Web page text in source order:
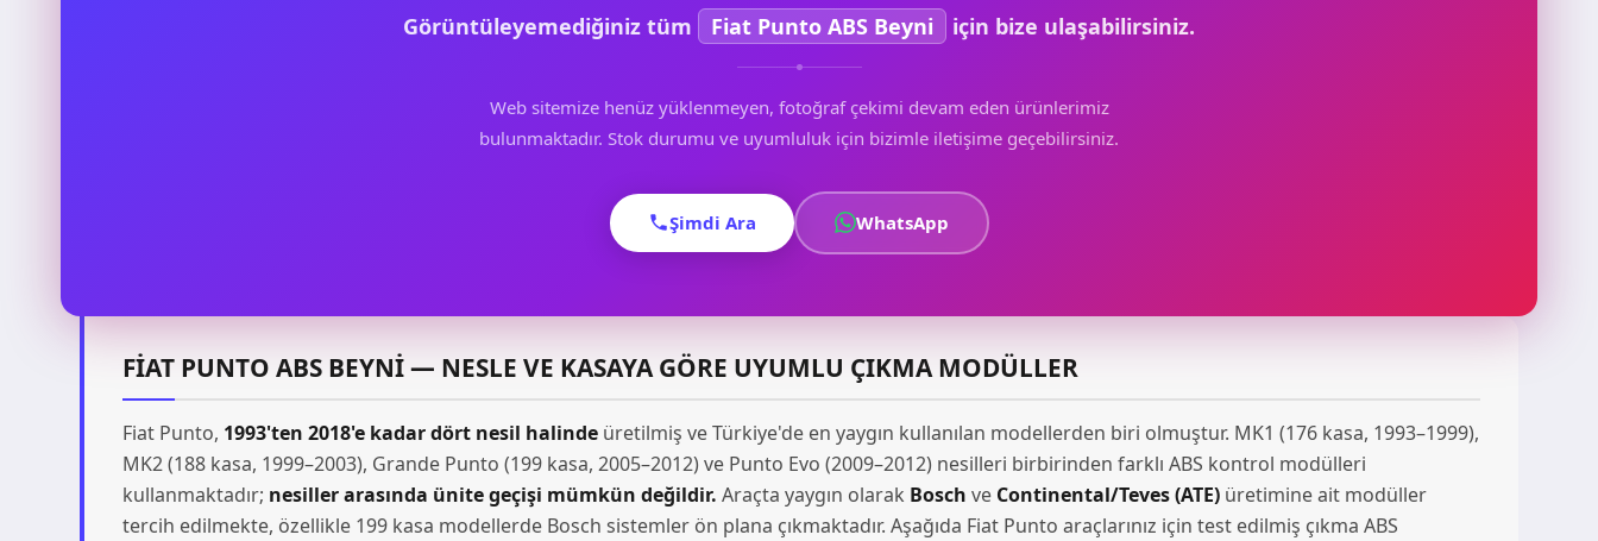
Görüntüleyemediğiniz tüm Fiat Punto ABS Beyni için bize ulaşabilirsiniz.
Web sitemize henüz yüklenmeyen, fotoğraf çekimi devam eden ürünlerimiz
bulunmaktadır. Stok durumu ve uyumluluk için bizimle iletişime geçebilirsiniz.
Şimdi Ara WhatsApp
FIAT PUNTO ABS BEYNI — NESLE VE KASAYA GÖRE UYUMLU ÇIKMA MODÜLLER
Fiat Punto, 1993'ten 2018'e kadar dört nesil halinde üretilmiş ve Türkiye'de en yaygın kullanılan modellerden biri olmuştur. MK1 (176 kasa, 1993–1999),
MK2 (188 kasa, 1999–2003), Grande Punto (199 kasa, 2005–2012) ve Punto Evo (2009–2012) nesilleri birbirinden farklı ABS kontrol modülleri
kullanmaktadır; nesiller arasında ünite geçişi mümkün değildir. Araçta yaygın olarak Bosch ve Continental/Teves (ATE) üretimine ait modüller
tercih edilmekte, özellikle 199 kasa modellerde Bosch sistemler ön plana çıkmaktadır. Aşağıda Fiat Punto araçlarınız için test edilmiş çıkma ABS